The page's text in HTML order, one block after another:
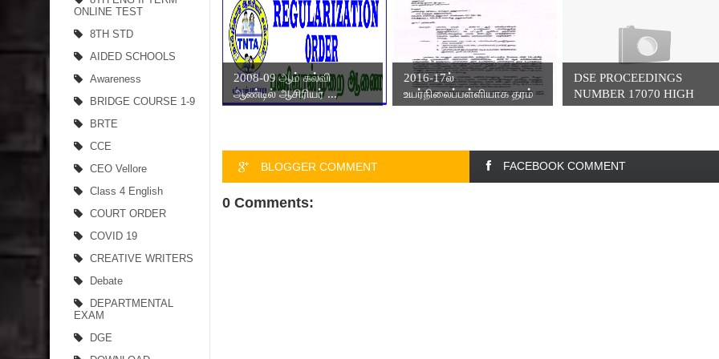
ONLINE TEST
8TH STD
AIDED SCHOOLS
Awareness
BRIDGE COURSE 1-9
BRTE
CCE
CEO Vellore
Class 4 English
COURT ORDER
COVID 19
CREATIVE WRITERS
Debate
DEPARTMENTAL
EXAM
DGE
2008-09 ஆம் கல்வி
ஆண்டில் ஆசிரியர் ...
2016-17ல்
உயர்நிலைப்பள்ளியாக தரம்
...
DSE PROCEEDINGS
NUMBER 17070 HIGH
S...
BLOGGER COMMENT FACEBOOK COMMENT
0 Comments: